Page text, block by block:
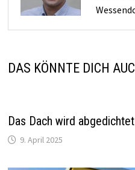
DAS KÖNNTE DICH
Das Dach wird abgedichtet
9. April 2025